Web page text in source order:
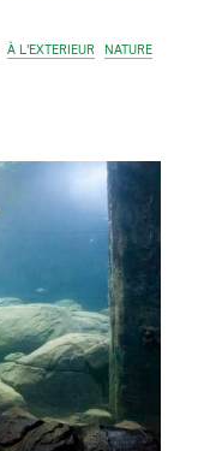
À L'EXTERIEUR
NATURE